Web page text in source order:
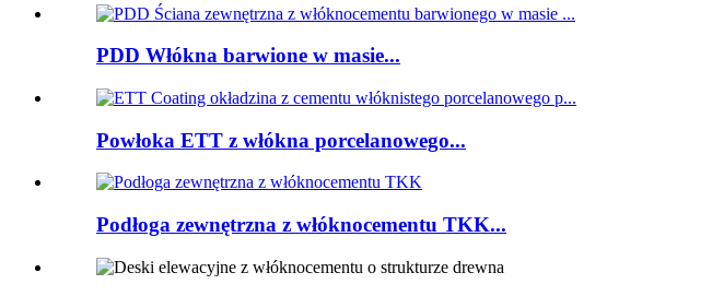
PDD Włókna barwione w masie...
Powłoka ETT z włókna porcelanowego...
Podłoga zewnętrzna z włóknocementu TKK...